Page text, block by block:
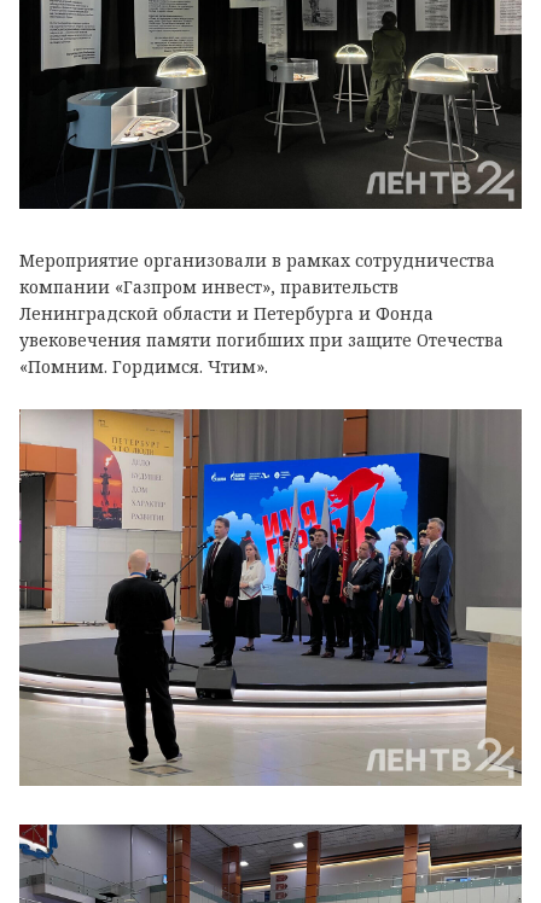
Мероприятие организовали в рамках сотрудничества
компании «Газпром инвест», правительств
Ленинградской области и Петербурга и Фонда
увековечения памяти погибших при защите Отечества
«Помним. Гордимся. Чтим».